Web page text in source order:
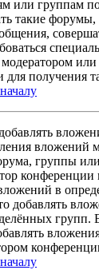
или группам
такие
для получения
вложений
группы или
конференции
в
добавлять
групп.